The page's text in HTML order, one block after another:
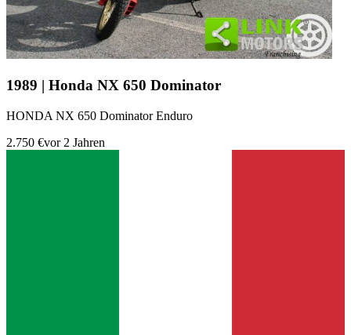
1989 | Honda NX 650 Dominator
HONDA NX 650 Dominator Enduro
2.750 €vor 2 Jahren